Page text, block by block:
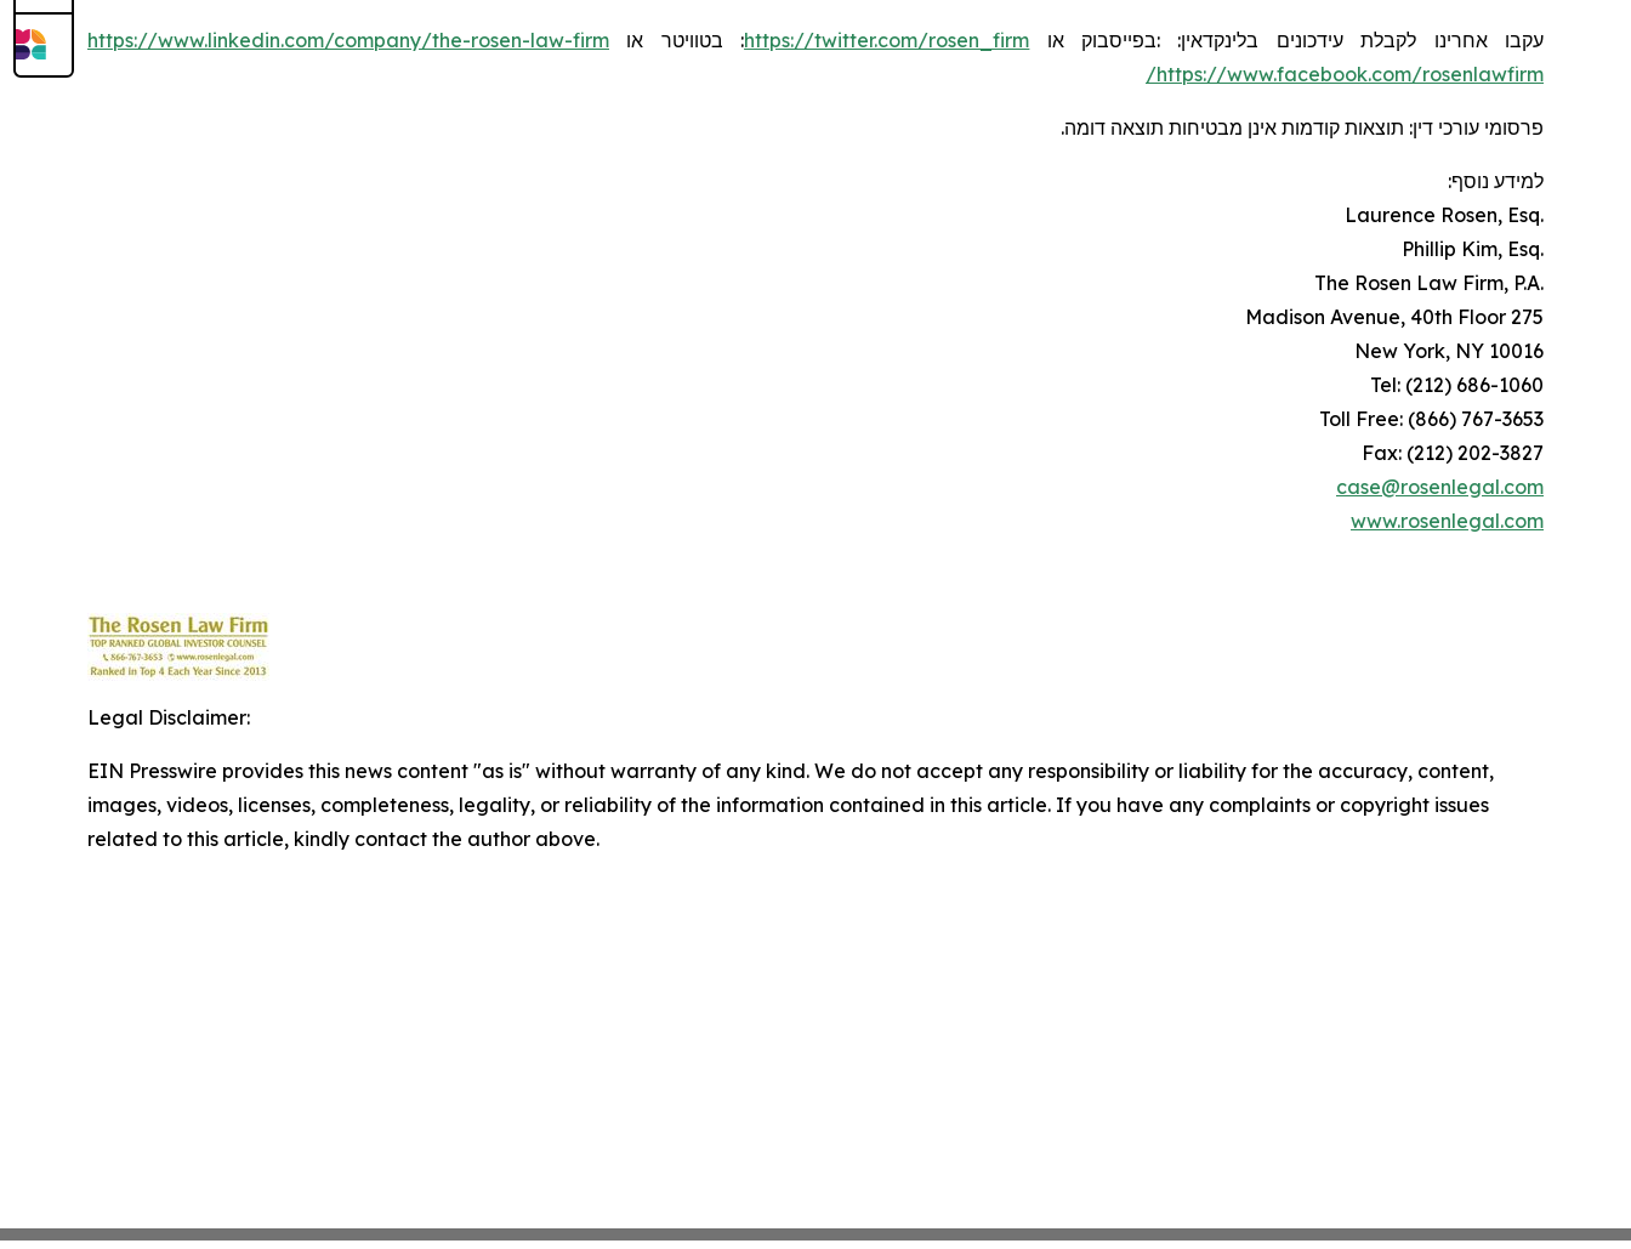
עקבו אחרינו לקבלתעידכונים בלינקדאין:
https://www.linkedin.com/company/the-rosen-law-firm או בטוויטר :https://twitter.com/rosen_firm או בפייסבוק:
https://www.facebook.com/rosenlawfirm/
פרסומי עורכי דין: תוצאות קודמות אינן מבטיחות תוצאה דומה.
למידע נוסף:
.Laurence Rosen, Esq
.Phillip Kim, Esq
.The Rosen Law Firm, P.A
275 Madison Avenue, 40th Floor
New York, NY 10016
Tel: (212) 686-1060
Toll Free: (866) 767-3653
Fax: (212) 202-3827
case@rosenlegal.com
www.rosenlegal.com
Legal Disclaimer:
EIN Presswire provides this news content "as is" without warranty of any kind. We do not accept any responsibility or liability for the accuracy, content,
images, videos, licenses, completeness, legality, or reliability of the information contained in this article. If you have any complaints or copyright issues
related to this article, kindly contact the author above.